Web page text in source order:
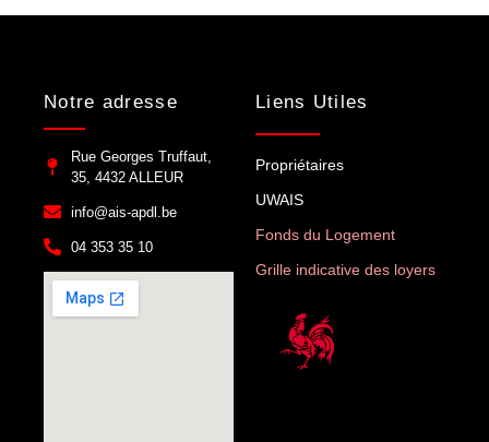
Notre adresse
Rue Georges Truffaut,
35, 4432 ALLEUR
info@ais-apdl.be
04 353 35 10
Liens Utiles
Propriétaires
UWAIS
Fonds du Logement
Grille indicative des loyers